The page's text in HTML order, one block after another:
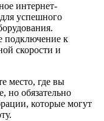
интернет-
успешного
подключение к
скорости и
место, где вы
но обязательно
которые могут